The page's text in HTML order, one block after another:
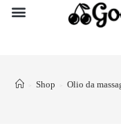
> Shop > Olio da